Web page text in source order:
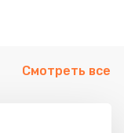
Смотреть все